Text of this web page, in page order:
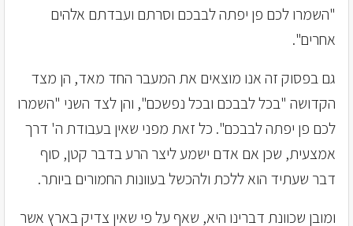
"השמרו לכם פן יפתה לבבכם וסרתם ועבדתם אלהים
אחרים".
גם בפסוק זה אנו מוצאים את המעבר החד מאד, הן מצד
הקדושה "בכל לבבכם ובכל נפשכם", והן לצד השני "השמרו
לכם פן יפתה לבבכם". כל זאת מפני שאין בעבודת ה' דרך
אמצעית, שכן אם אדם ישמע ליצר הרע בדבר קטן, סוף
דבר שעתיד הוא ללכת ולהכשל בעוונות החמורים ביותר.
ומובן שכוונת דברינו היא, שאף על פי שאין צדיק בארץ אשר